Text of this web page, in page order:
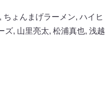
, ちょんまげラーメン, ハイヒ
ズ, 山里亮太, 松浦真也, 浅越